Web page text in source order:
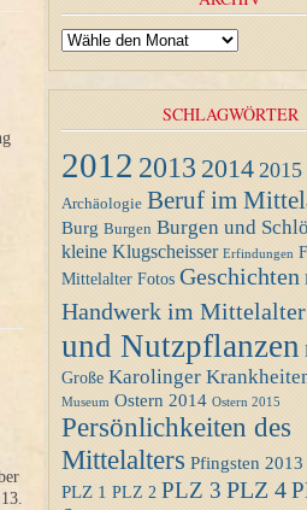
SCHLAGWÖRTER
2012 2013 2014 2015
Archäologie Beruf im
Burg Burgen Burgen und
kleine Klugscheisser Erfindungen
Mittelalter Fotos Geschichten
Handwerk im Mittelalter
und Nutzpflanzen
Große Karolinger
Museum Ostern 2014 Ostern 2015
Persönlichkeiten des
Mittelalters Pfingsten 2013
PLZ 1 PLZ 2 PLZ 3 PLZ 4